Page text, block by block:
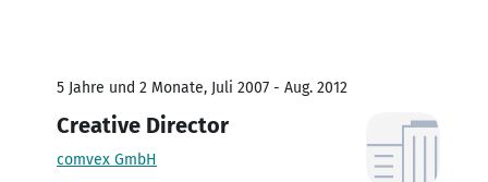
5 Jahre und 2 Monate, Juli 2007 - Aug. 2012
Creative Director
comvex GmbH